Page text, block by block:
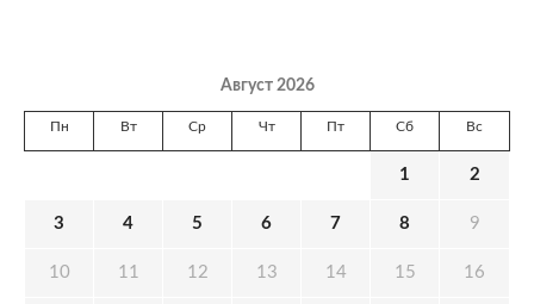
Август 2026
Пн Вт Ср Чт Пт Сб Вс
1 2
3 4 5 6 7 8 9
10 11 12 13 14 15 16